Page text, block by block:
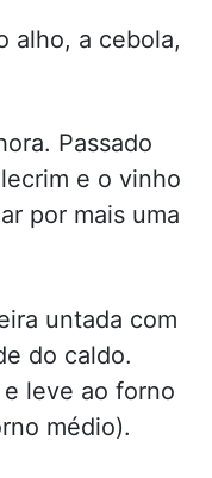
alho, a cebola,
Passado
e o vinho
por mais uma
untada com
do caldo.
leve ao forno
médio).